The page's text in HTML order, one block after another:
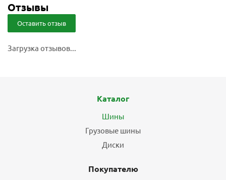
Отзывы
Оставить отзыв
Загрузка отзывов...
Каталог
Шины
Грузовые шины
Диски
Покупателю